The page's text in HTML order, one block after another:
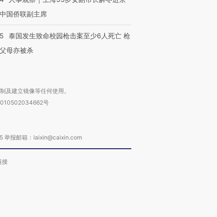
国侨联副主席
泰国发生致命校园枪击案至少6人死亡 枪
母亦被杀
及建立镜像等任何使用。
号
举报邮箱：laixin@caixin.com
接